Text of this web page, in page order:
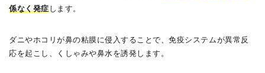
係なく発症 します。
ダニやホコリが鼻の粘膜に侵入することで、免疫システムが異常反
応を起こし、くしゃみや鼻水を誘発します。